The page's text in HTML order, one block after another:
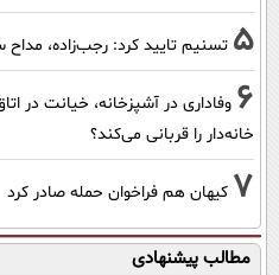
5 تسنیم تایید کرد: رجب‌زاده،
6 وفاداری در آشپزخانه، خیانت در
خانه‌دار را قربانی می‌کند؟
7 کیهان هم فراخوان حمله صادر کرد
مطالب پیشنهادی